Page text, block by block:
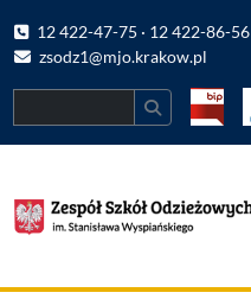
12 422-47-75 · 12 422-86-56
zsodz1@mjo.krakow.pl